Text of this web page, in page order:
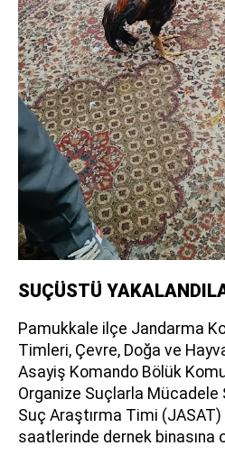
SUÇÜSTÜ
Pamukkale ilçe Jandarma
Timleri, Çevre, Doğa ve
Asayiş Komando Bölük
Organize Suçlarla
Suç Araştırma Timi
saatlerinde dernek binasına